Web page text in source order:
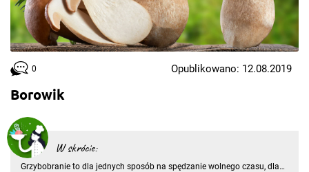
Borowik
W skrócie:
Grzybobranie to dla jednych sposób na spędzanie wolnego czasu, dla
0 Opublikowano: 12.08.2019